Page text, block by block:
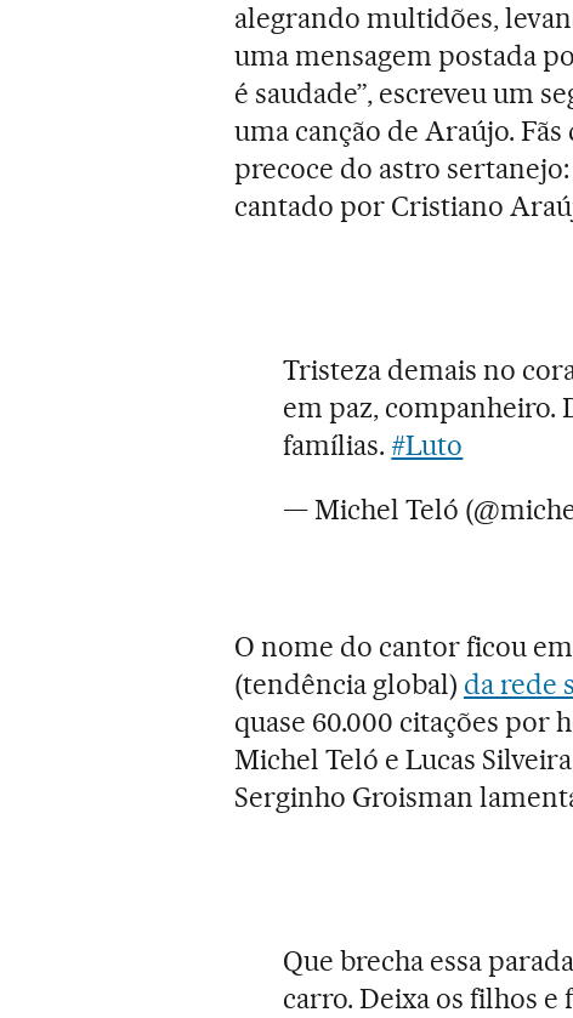
alegrando multidões,
uma mensagem postada
é saudade”, escreveu um
uma canção de Araújo.
precoce do astro
cantado por Cristiano
Tristeza demais no
em paz, companheiro.
famílias. #Luto
— Michel Teló
O nome do cantor ficou
(tendência global) da rede
quase 60.000 citações por
Michel Teló e Lucas
Serginho Groisman
Que brecha essa
carro. Deixa os filhos e